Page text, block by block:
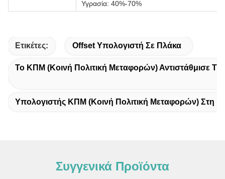
Υγρασία: 40%-70%
Ετικέτες: Offset Υπολογιστή Σε Πλάκα
Το ΚΠΜ (Κοινή Πολιτική Μεταφορών) Αντιστάθμισε
Υπολογιστής ΚΠΜ (Κοινή Πολιτική Μεταφορών) Στη
Συγγενικά Προϊόντα